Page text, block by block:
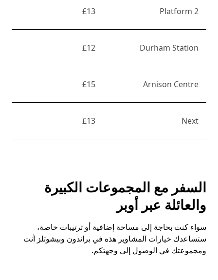
Platform 2
£13
Durham Station
£12
Arnison Centre
£15
Next
£13
السفر مع المجموعات الكبيرة
والعائلة عبر أوبر
سواء كنت بحاجة إلى مساحة إضافية أو ترتيبات خاصة،
ستساعدك خيارات المشاوير هذه في براندون وبيشوتلز أنت
ومجموعتك في الوصول إلى وجهتكم.